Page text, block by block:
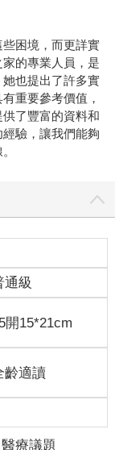
困境，而更詳實
的專業人員，是
也提出了許多實
重要參考價值，
了豐富的資料和
驗，讓我們能夠
通級
開15*21cm
齡適讀
醫療議題